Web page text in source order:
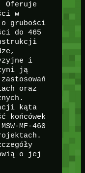
Oferuje
w
grubości
do 465
i
ją
oraz
kąta
końcówek
MF-460
o jej